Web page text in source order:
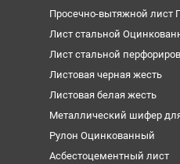
Просечно-вытяжной лист
Лист стальной
Лист стальной
Листовая черная жесть
Листовая белая жесть
Металлический шифер
Рулон Оцинкованный
Асбестоцементный лист